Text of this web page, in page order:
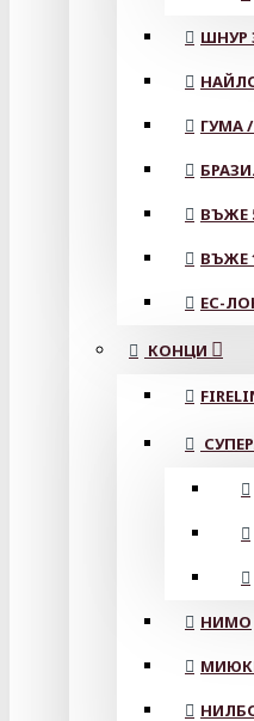
ШНУР
ГУМА
ВЪЖЕ
ВЪЖЕ
ЕС-
КОНЦИ
НИМО